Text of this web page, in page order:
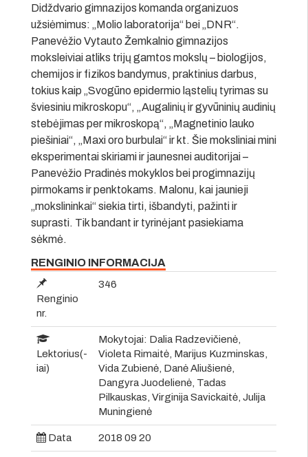
Didždvario gimnazijos komanda organizuos
užsiėmimus: „Molio laboratorija“ bei „DNR“.
Panevėžio Vytauto Žemkalnio gimnazijos
moksleiviai atliks trijų gamtos mokslų – biologijos,
chemijos ir fizikos bandymus, praktinius darbus,
tokius kaip „Svogūno epidermio ląstelių tyrimas su
šviesiniu mikroskopu“, „Augalinių ir gyvūninių audinių
stebėjimas per mikroskopą“, „Magnetinio lauko
piešiniai“, „Maxi oro burbulai“ ir kt. Šie moksliniai mini
eksperimentai skiriami ir jaunesnei auditorijai –
Panevėžio Pradinės mokyklos bei progimnazijų
pirmokams ir penktokams. Malonu, kai jaunieji
„mokslininkai“ siekia tirti, išbandyti, pažinti ir
suprasti. Tik bandant ir tyrinėjant pasiekiama
sėkmė.
RENGINIO INFORMACIJA
Renginio
nr.
346
Lektorius(-
iai)
Mokytojai: Dalia Radzevičienė,
Violeta Rimaitė, Marijus Kuzminskas,
Vida Zubienė, Danė Aliušienė,
Dangyra Juodelienė, Tadas
Pilkauskas, Virginija Savickaitė, Julija
Muningienė
Data 2018 09 20